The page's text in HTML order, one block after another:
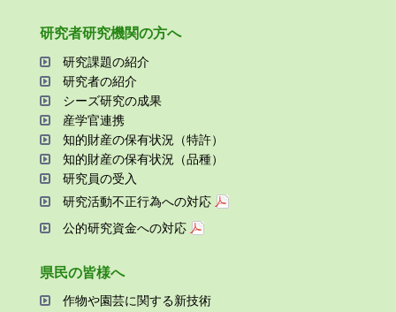
研究者研究機関の⽅へ
研究課題の紹介
研究者の紹介
シーズ研究の成果
産学官連携
知的財産の保有状況（特許）
知的財産の保有状況（品種）
研究員の受⼊
研究活動不正⾏為への対応
公的研究資金への対応
県⺠の皆様へ
作物や園芸に関する新技術